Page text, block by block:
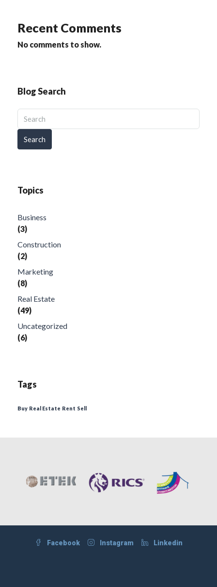
Recent Comments
No comments to show.
Blog Search
Search
Topics
Business
(3)
Construction
(2)
Marketing
(8)
Real Estate
(49)
Uncategorized
(6)
Tags
Buy Real Estate Rent Sell
Facebook Instagram Linkedin